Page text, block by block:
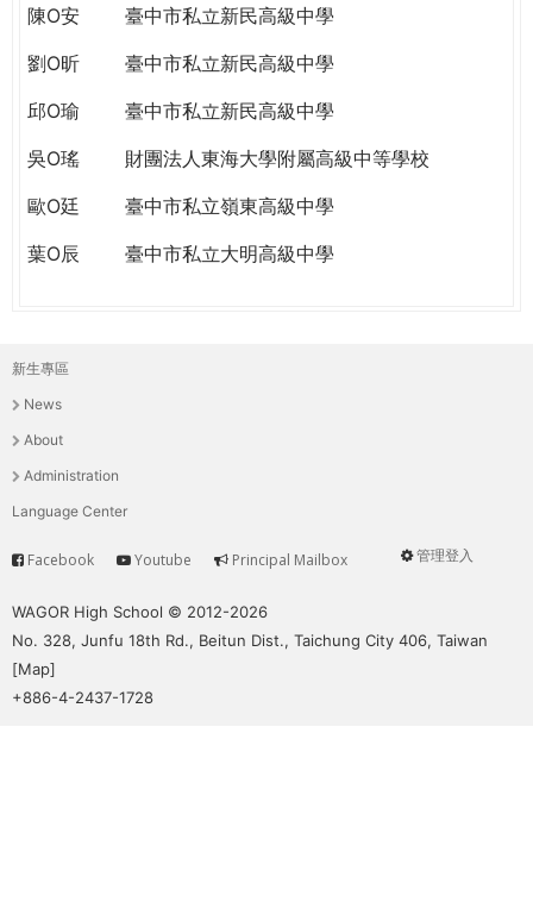
陳O安
臺中市私立新民高級中學
劉O昕
臺中市私立新民高級中學
邱O瑜
臺中市私立新民高級中學
吳O瑤
財團法人東海大學附屬高級中等學校
歐O廷
臺中市私立嶺東高級中學
葉O辰
臺中市私立大明高級中學
主
選
單
新生專區
News
About
Administration
Language Center
User
管理登入
Service
Facebook Youtube Principal Mailbox
WAGOR High School © 2012-2026
No. 328, Junfu 18th Rd., Beitun Dist., Taichung City 406, Taiwan
[Map]
+886-4-2437-1728